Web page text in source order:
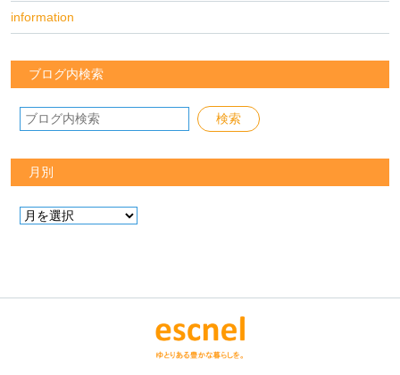
information
ブログ内検索
月別